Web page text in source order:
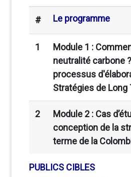
# Le programme
1
Module 1 :
neutralité carbone
processus
Stratégies de Long
2
Module 2 : Cas
conception de la
terme de la
PUBLICS CIBLES